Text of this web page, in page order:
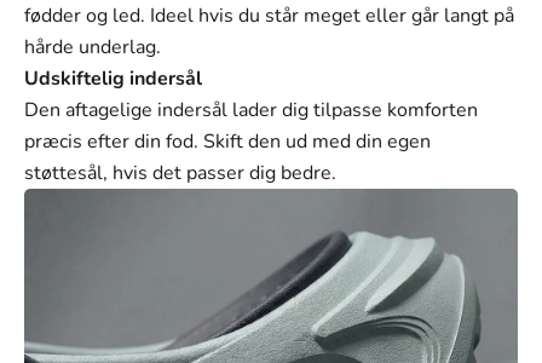
fødder og led. Ideel hvis du står meget eller går langt på
hårde underlag.
Udskiftelig indersål
Den aftagelige indersål lader dig tilpasse komforten
præcis efter din fod. Skift den ud med din egen
støttesål, hvis det passer dig bedre.